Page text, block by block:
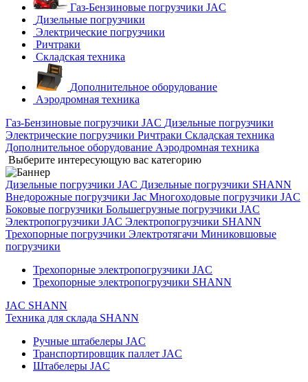
Газ-Бензиновые погрузчики JAC
Дизельные погрузчики
Электрические погрузчики
Ричтраки
Складская техника
Дополнительное оборудование
Аэродромная техника
Газ-Бензиновые погрузчики JAC Дизельные погрузчики
Электрические погрузчики Ричтраки Складская техника
Дополнительное оборудование Аэродромная техника
Выберите интересующую вас категорию
Дизельные погрузчики JAC Дизельные погрузчики SHANN
Внедорожные погрузчики Jac Многоходовые погрузчики JAC
Боковые погрузчики Большегрузные погрузчики JAC
Электропогрузчики JAC Электропогрузчики SHANN
Трехопорные погрузчики Электротягачи Миниковшовые
погрузчики
Трехопорные электропогрузчики JAC
Трехопорные электропогрузчики SHANN
JAC SHANN
Техника для склада SHANN
Ручные штабелеры JAC
Транспортировщик паллет JAC
Штабелеры JAC